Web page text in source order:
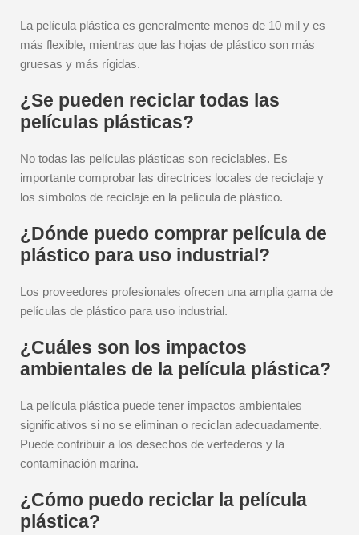
La película plástica es generalmente menos de 10 mil y es
más flexible, mientras que las hojas de plástico son más
gruesas y más rígidas.
¿Se pueden reciclar todas las
películas plásticas?
No todas las películas plásticas son reciclables. Es
importante comprobar las directrices locales de reciclaje y
los símbolos de reciclaje en la película de plástico.
¿Dónde puedo comprar película de
plástico para uso industrial?
Los proveedores profesionales ofrecen una amplia gama de
películas de plástico para uso industrial.
¿Cuáles son los impactos
ambientales de la película plástica?
La película plástica puede tener impactos ambientales
significativos si no se eliminan o reciclan adecuadamente.
Puede contribuir a los desechos de vertederos y la
contaminación marina.
¿Cómo puedo reciclar la película
plástica?